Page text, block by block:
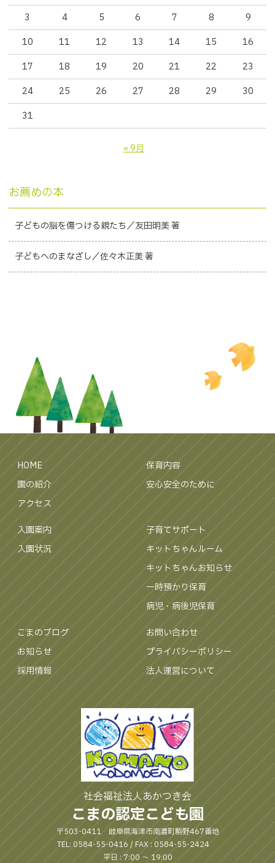
3
4 5 6 7 8
9
10
11 12 13 14 15
16
17
18 19 20 21 22
23
24
25 26 27 28 29
30
31
« 9月
お薦めの本
子どもの脳を傷つける親たち／友田明美 著
子どもへのまなざし／佐々木正美 著
HOME
園の紹介
アクセス
保育内容
安心安全のために
入園案内
入園状況
子育てサポート
キットちゃんルーム
キットちゃんお知らせ
一時預かり保育
病児・病後児保育
こまのブログ
お知らせ
採用情報
お問い合わせ
プライバシーポリシー
法人運営について
社会福祉法人あかつき会
こまの認定こども園
〒503-0411 岐阜県海津市南濃町駒野467番地
TEL: 0584-55-0416 / FAX : 0584-55-2424
平日 : 7:00 〜 19:00